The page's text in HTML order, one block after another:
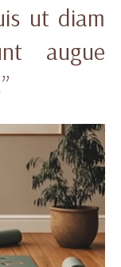
ut diam
augue